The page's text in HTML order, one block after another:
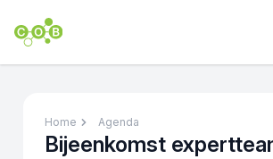
Home Agenda
Bijeenkomst